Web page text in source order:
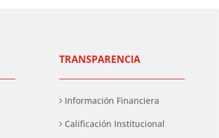
TRANSPARENCIA
Información Financiera
Calificación Institucional